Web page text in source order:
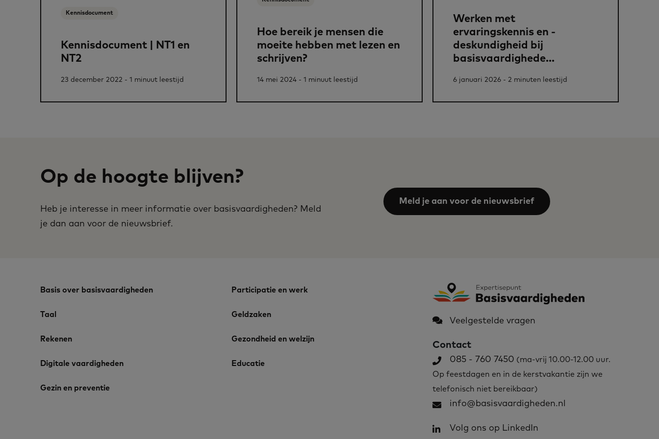
Kennisdocument
Kennisdocument | NT1 en
NT2
23 december 2022 - 1 minuut leestijd
Hoe bereik je mensen die
moeite hebben met lezen en
schrijven?
14 mei 2024 - 1 minuut leestijd
Werken met
ervaringskennis en -
deskundigheid bij
basisvaardighede...
6 januari 2026 - 2 minuten leestijd
Op de hoogte blijven?
Heb je interesse in meer informatie over basisvaardigheden? Meld
je dan aan voor de nieuwsbrief.
Meld je aan voor de nieuwsbrief
Basis over basisvaardigheden Participatie en werk
Taal Geldzaken
Rekenen Gezondheid en welzijn
Digitale vaardigheden Educatie
Gezin en preventie
Veelgestelde vragen
Contact
085 - 760 7450 (ma-vrij 10.00-12.00 uur.
Op feestdagen en in de kerstvakantie zijn we
telefonisch niet bereikbaar)
info@basisvaardigheden.nl
Volg ons op LinkedIn